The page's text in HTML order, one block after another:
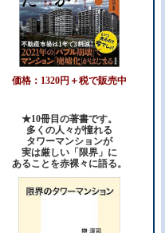
価格：1320円＋税で販売中
★10冊目の著書です。
多くの人々が憧れる
タワーマンションが
実は厳しい「限界」に
あることを赤裸々に語る。